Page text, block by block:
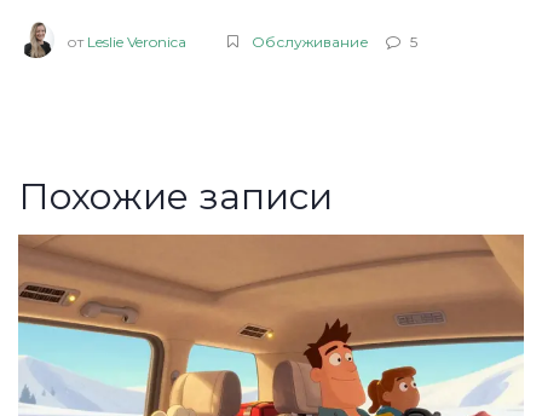
от Leslie Veronica Обслуживание 5
Похожие записи